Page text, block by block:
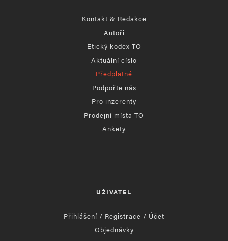
Kontakt & Redakce
Autoři
Etický kodex TO
Aktuální číslo
Předplatné
Podpořte nás
Pro inzerenty
Prodejní místa TO
Ankety
UŽIVATEL
Přihlášení / Registrace / Účet
Objednávky